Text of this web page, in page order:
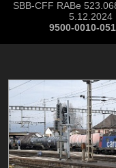
SBB-CFF RABe
5.12.2024
9500-0010-